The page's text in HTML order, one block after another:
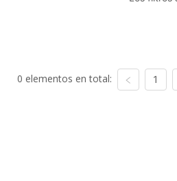
0 elementos en total: 1